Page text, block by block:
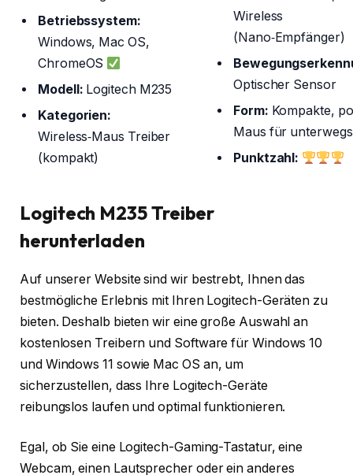
Betriebssystem:
Windows, Mac OS,
ChromeOS
Modell: Logitech M235
Kategorien:
Wireless‑Maus Treiber
(kompakt)
Wireless
(Nano‑Empfänger)
Optischer Sensor
Form: Kompakte,
Maus für unterwegs
Punktzahl:
Logitech M235 Treiber
herunterladen
Auf unserer Website sind wir bestrebt, Ihnen das
bestmögliche Erlebnis mit Ihren Logitech-Geräten zu
bieten. Deshalb bieten wir eine große Auswahl an
kostenlosen Treibern und Software für Windows 10
und Windows 11 sowie Mac OS an, um
sicherzustellen, dass Ihre Logitech-Geräte
reibungslos laufen und optimal funktionieren.
Egal, ob Sie eine Logitech-Gaming-Tastatur, eine
Webcam, einen Lautsprecher oder ein anderes